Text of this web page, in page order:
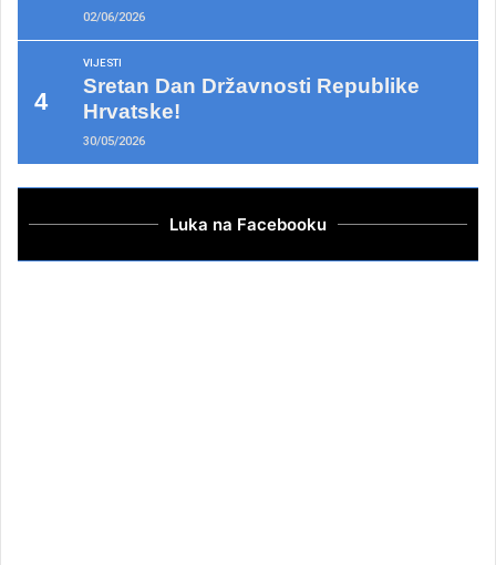
02/06/2026
VIJESTI
Sretan Dan Državnosti Republike
Hrvatske!
30/05/2026
Luka na Facebooku